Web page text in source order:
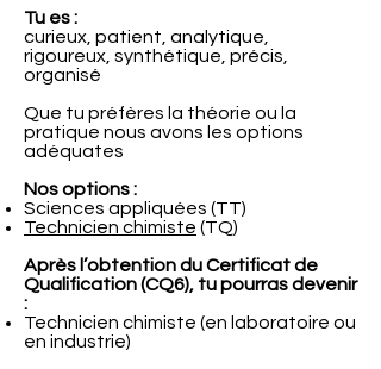
Tu es :
curieux, patient, analytique,
rigoureux, synthétique, précis,
organisé
Que tu préfères la théorie ou la
pratique nous avons les options
adéquates
Nos options :
Sciences appliquées (TT)
Technicien chimiste (TQ)
Après l’obtention du Certificat de
Qualification (CQ6), tu pourras devenir
:
Technicien chimiste (en laboratoire ou
en industrie)